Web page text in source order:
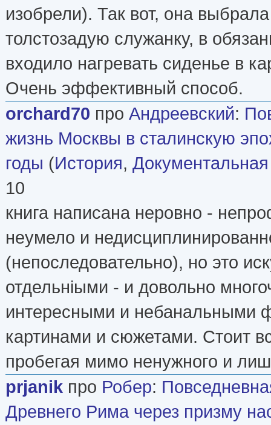
изобрели). Так вот, она
толстозадую служанку, в
входило нагревать сиденье в
Очень эффективный способ.
orchard70 про Андреевский:
жизнь Москвы в сталинскую
годы (История,
10
книга написана неровно -
неумело и
(непоследовательно), но это
отдельніыми - и довольно
интересными и небанальными
картинами и сюжетами. Стоит
пробегая мимо ненужного и
prjanik про Робер:
Древнего Рима через призму